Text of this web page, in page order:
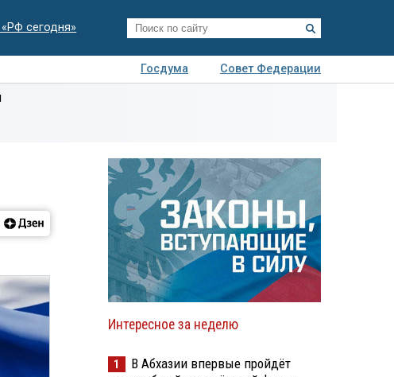
сегодня»
Госдума
Совет Федерации
Интересное за неделю
1
В Абхазии впервые пройдёт